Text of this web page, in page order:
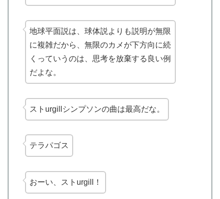
地球平面説は、球体説よりも説明が無限
に複雑だから、無限のカメが下方向に続
くっていうのは、思考を放棄する良い例
だよな。
ストurgillシンプソンの曲は最高だな。
テラパゴス
おーい、ストurgill！